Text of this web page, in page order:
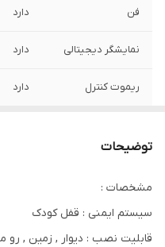
فن دارد
نمایشگر دیجیتالی دارد
ریموت کنترل دارد
توضیحات
مشخصات :
سیستم ایمنی : قفل کودک
قابلیت نصب : دیوار , زمین , رو